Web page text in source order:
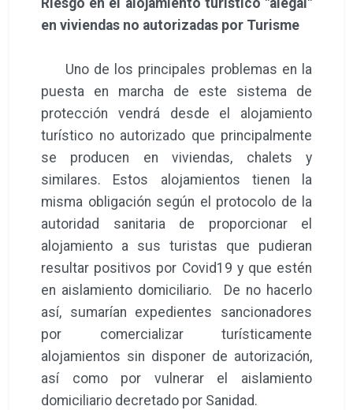
Riesgo en el alojamiento turístico "alegal"
en viviendas no autorizadas por Turisme
Uno de los principales problemas en la
puesta en marcha de este sistema de
protección vendrá desde el alojamiento
turístico no autorizado que principalmente
se producen en viviendas, chalets y
similares. Estos alojamientos tienen la
misma obligación según el protocolo de la
autoridad sanitaria de proporcionar el
alojamiento a sus turistas que pudieran
resultar positivos por Covid19 y que estén
en aislamiento domiciliario. De no hacerlo
así, sumarían expedientes sancionadores
por comercializar turísticamente
alojamientos sin disponer de autorización,
así como por vulnerar el aislamiento
domiciliario decretado por Sanidad.